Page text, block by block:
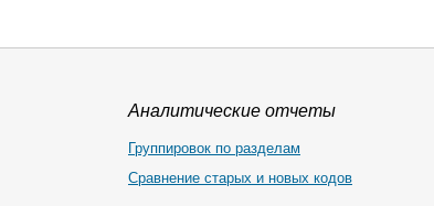
Аналитические отчеты
Группировок по разделам
Сравнение старых и новых кодов